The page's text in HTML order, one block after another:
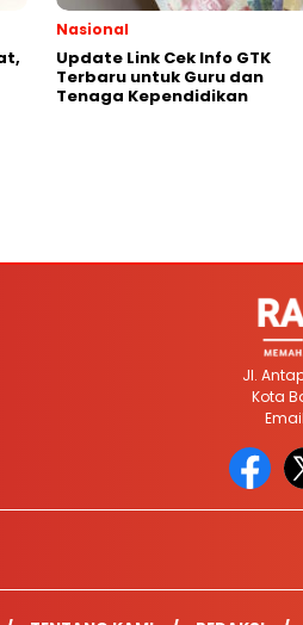
Nasional
Update Link Cek Info GTK
Terbaru untuk Guru dan
Tenaga Kependidikan
Jl.
Kota
Email